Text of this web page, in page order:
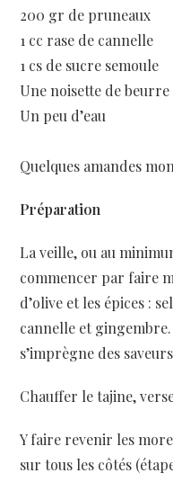
200 gr de pruneaux
1 cc rase de cannelle
1 cs de sucre semoule
Une noisette de beurre
Un peu d’eau
Quelques amandes
Préparation
La veille, ou au
commencer par faire
d’olive et les épices :
cannelle et
s’imprègne des
Chauffer le tajine,
Y faire revenir les
sur tous les côtés